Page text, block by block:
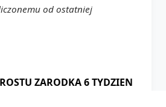
od ostatniej
ZARODKA 6 TYDZIEN